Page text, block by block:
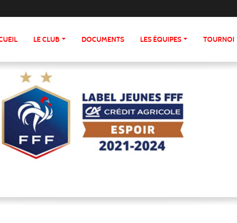
LE CLUB DOCUMENTS LES ÉQUIPES TOURNOI